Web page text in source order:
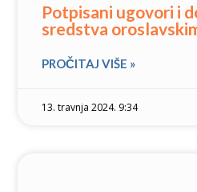
Potpisani ugovori i
sredstva
PROČITAJ VIŠE »
13. travnja 2024. 9:34